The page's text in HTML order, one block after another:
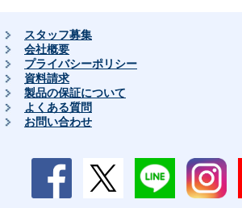
スタッフ募集
会社概要
プライバシーポリシー
資料請求
製品の保証について
よくある質問
お問い合わせ